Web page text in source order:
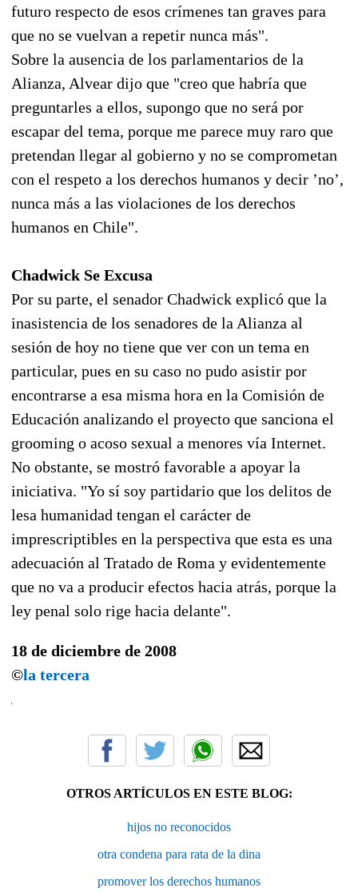
futuro respecto de esos crímenes tan graves para
que no se vuelvan a repetir nunca más".
Sobre la ausencia de los parlamentarios de la
Alianza, Alvear dijo que "creo que habría que
preguntarles a ellos, supongo que no será por
escapar del tema, porque me parece muy raro que
pretendan llegar al gobierno y no se comprometan
con el respeto a los derechos humanos y decir ’no’,
nunca más a las violaciones de los derechos
humanos en Chile".
Chadwick Se Excusa
Por su parte, el senador Chadwick explicó que la
inasistencia de los senadores de la Alianza al
sesión de hoy no tiene que ver con un tema en
particular, pues en su caso no pudo asistir por
encontrarse a esa misma hora en la Comisión de
Educación analizando el proyecto que sanciona el
grooming o acoso sexual a menores vía Internet.
No obstante, se mostró favorable a apoyar la
iniciativa. "Yo sí soy partidario que los delitos de
lesa humanidad tengan el carácter de
imprescriptibles en la perspectiva que esta es una
adecuación al Tratado de Roma y evidentemente
que no va a producir efectos hacia atrás, porque la
ley penal solo rige hacia delante".
18 de diciembre de 2008
©la tercera
OTROS ARTÍCULOS EN ESTE BLOG:
hijos no reconocidos
otra condena para rata de la dina
promover los derechos humanos